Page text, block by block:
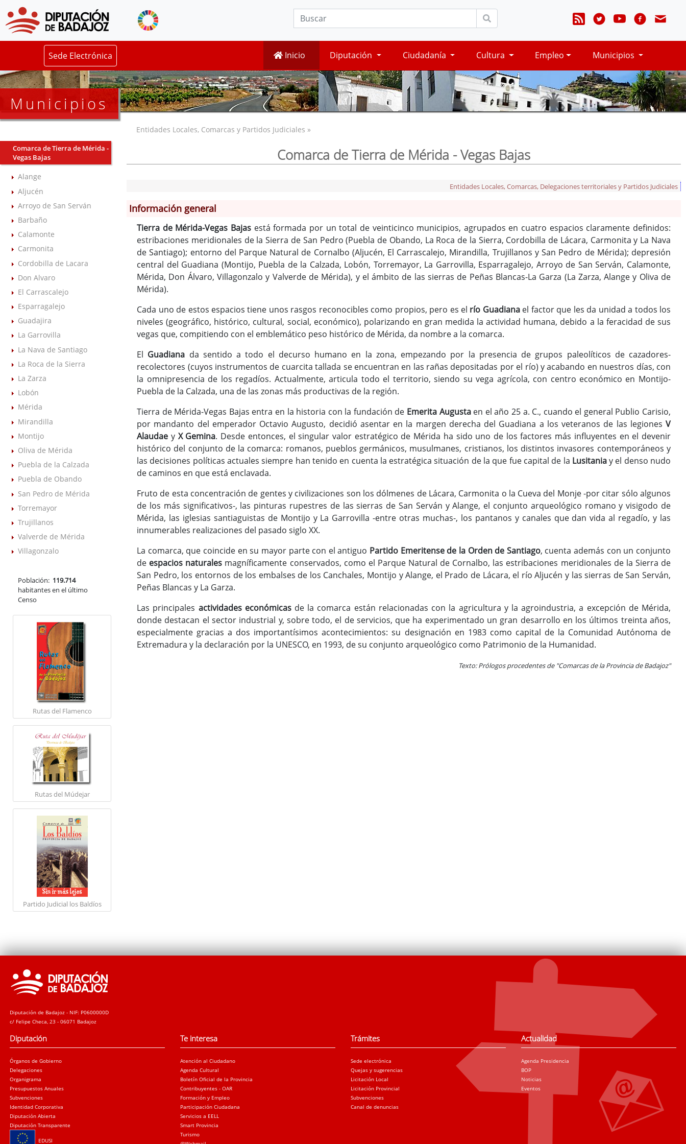
Sede Electrónica Inicio Diputación Ciudadanía Cultura Empleo Municipios
Municipios
Comarca de Tierra de Mérida -
Vegas Bajas
Alange
Aljucén
Arroyo de San Serván
Barbaño
Calamonte
Carmonita
Cordobilla de Lacara
Don Alvaro
El Carrascalejo
Esparragalejo
Guadajira
La Garrovilla
La Nava de Santiago
La Roca de la Sierra
La Zarza
Lobón
Mérida
Mirandilla
Montijo
Oliva de Mérida
Puebla de la Calzada
Puebla de Obando
San Pedro de Mérida
Torremayor
Trujillanos
Valverde de Mérida
Villagonzalo
Población: 119.714
habitantes en el último
Censo
Rutas del Flamenco
Rutas del Múdejar
Partido Judicial los Baldíos
Entidades Locales, Comarcas y Partidos Judiciales »
Comarca de Tierra de Mérida - Vegas Bajas
Entidades Locales, Comarcas, Delegaciones territoriales y Partidos Judiciales
Información general
Tierra de Mérida-Vegas Bajas está formada por un total de veinticinco municipios, agrupados en cuatro espacios claramente definidos:
estribaciones meridionales de la Sierra de San Pedro (Puebla de Obando, La Roca de la Sierra, Cordobilla de Lácara, Carmonita y La Nava
de Santiago); entorno del Parque Natural de Cornalbo (Aljucén, El Carrascalejo, Mirandilla, Trujillanos y San Pedro de Mérida); depresión
central del Guadiana (Montijo, Puebla de la Calzada, Lobón, Torremayor, La Garrovilla, Esparragalejo, Arroyo de San Serván, Calamonte,
Mérida, Don Álvaro, Villagonzalo y Valverde de Mérida), y el ámbito de las sierras de Peñas Blancas-La Garza (La Zarza, Alange y Oliva de
Mérida).
Cada uno de estos espacios tiene unos rasgos reconocibles como propios, pero es el río Guadianael factor que les da unidad a todos los
niveles (geográfico, histórico, cultural, social, económico), polarizando en gran medida la actividad humana, debido a la feracidad de sus
vegas que, compitiendo con el emblemático peso histórico de Mérida, da nombre a la comarca.
El Guadiana da sentido a todo el decurso humano en la zona, empezando por la presencia de grupos paleolíticos de cazadores-
recolectores (cuyos instrumentos de cuarcita tallada se encuentran en las rañas depositadas por el río) y acabando en nuestros días, con
la omnipresencia de los regadíos. Actualmente, articula todo el territorio, siendo su vega agrícola, con centro económico en Montijo-
Puebla de la Calzada, una de las zonas más productivas de la región.
Tierra de Mérida-Vegas Bajas entra en la historia con la fundación de Emerita Augustaen el año 25 a. C., cuando el general Publio Carisio,
por mandanto del emperador Octavio Augusto, decidió asentar en la margen derecha del Guadiana a los veteranos de las legiones V
Alaudae y X Gemina. Desde entonces, el singular valor estratégico de Mérida ha sido uno de los factores más influyentes en el devenir
histórico del conjunto de la comarca: romanos, pueblos germánicos, musulmanes, cristianos, los distintos invasores contemporáneos y
las decisiones políticas actuales siempre han tenido en cuenta la estratégica situación de la que fue capital de la Lusitaniay el denso nudo
de caminos en que está enclavada.
Fruto de esta concentración de gentes y civilizaciones son los dólmenes de Lácara, Carmonita o la Cueva del Monje -por citar sólo algunos
de los más significativos-, las pinturas rupestres de las sierras de San Serván y Alange, el conjunto arqueológico romano y visigodo de
Mérida, las iglesias santiaguistas de Montijo y La Garrovilla -entre otras muchas-, los pantanos y canales que dan vida al regadío, y las
innumerables realizaciones del pasado siglo XX.
La comarca, que coincide en su mayor parte con el antiguo Partido Emeritense de la Orden de Santiago, cuenta además con un conjunto
de espacios naturales magníficamente conservados, como el Parque Natural de Cornalbo, las estribaciones meridionales de la Sierra de
San Pedro, los entornos de los embalses de los Canchales, Montijo y Alange, el Prado de Lácara, el río Aljucén y las sierras de San Serván,
Peñas Blancas y La Garza.
Las principales actividades económicasde la comarca están relacionadas con la agricultura y la agroindustria, a excepción de Mérida,
donde destacan el sector industrial y, sobre todo, el de servicios, que ha experimentado un gran desarrollo en los últimos treinta años,
especialmente gracias a dos importantísimos acontecimientos: su designación en 1983 como capital de la Comunidad Autónoma de
Extremadura y la declaración por la UNESCO, en 1993, de su conjunto arqueológico como Patrimonio de la Humanidad.
Texto: Prólogos procedentes de "Comarcas de la Provincia de Badajoz"
Diputación de Badajoz - NIF: P0600000D
c/ Felipe Checa, 23 - 06071 Badajoz
Diputación
Órganos de Gobierno
Delegaciones
Organigrama
Presupuestos Anuales
Subvenciones
Identidad Corporativa
Diputación Abierta
Diputación Transparente
EDUSI
Te interesa
Atención al Ciudadano
Agenda Cultural
Boletín Oficial de la Provincia
Contribuyentes - OAR
Formación y Empleo
Participación Ciudadana
Servicios a EELL
Smart Provincia
Turismo
Trámites
Sede electrónica
Quejas y sugerencias
Licitación Local
Licitación Provincial
Subvenciones
Canal de denuncias
Actualidad
Agenda Presidencia
BOP
Noticias
Eventos